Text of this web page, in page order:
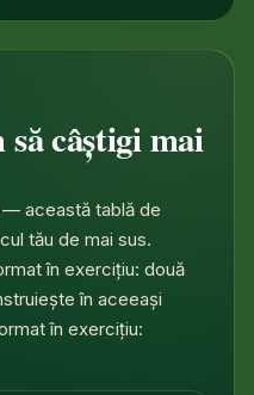
câștigi mai
această tablă de
tău de mai sus.
în exercițiu: două
în aceeași
în exercițiu: